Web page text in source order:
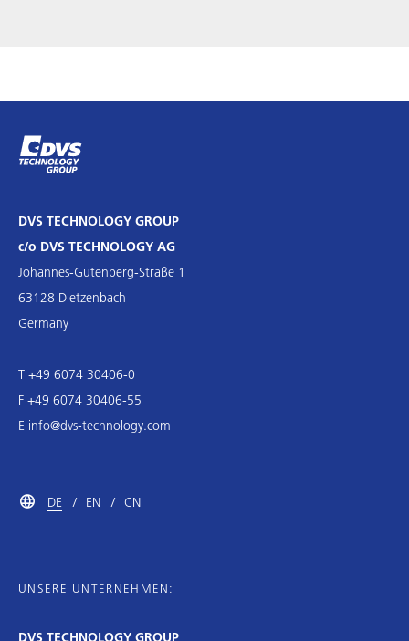
DVS TECHNOLOGY GROUP
c/o DVS TECHNOLOGY AG
Johannes-Gutenberg-Straße 1
63128 Dietzenbach
Germany
T +49 6074 30406-0
F +49 6074 30406-55
E info@dvs-technology.com
DE EN CN
UNSERE UNTERNEHMEN:
DVS TECHNOLOGY GROUP